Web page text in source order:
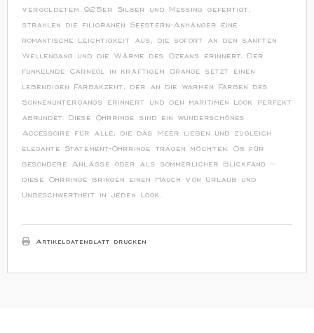
vergoldetem 925er Silber und Messing gefertigt,
strahlen die filigranen Seestern-Anhänger eine
romantische Leichtigkeit aus, die sofort an den sanften
Wellengang und die Wärme des Ozeans erinnert. Der
funkelnde Carneol in kräftigem Orange setzt einen
lebendigen Farbakzent, der an die warmen Farben des
Sonnenuntergangs erinnert und den maritimen Look perfekt
abrundet. Diese Ohrringe sind ein wunderschönes
Accessoire für alle, die das Meer lieben und zugleich
elegante Statement-Ohrringe tragen möchten. Ob für
besondere Anlässe oder als sommerlicher Blickfang –
diese Ohrringe bringen einen Hauch von Urlaub und
Unbeschwertheit in jeden Look.
Artikeldatenblatt drucken